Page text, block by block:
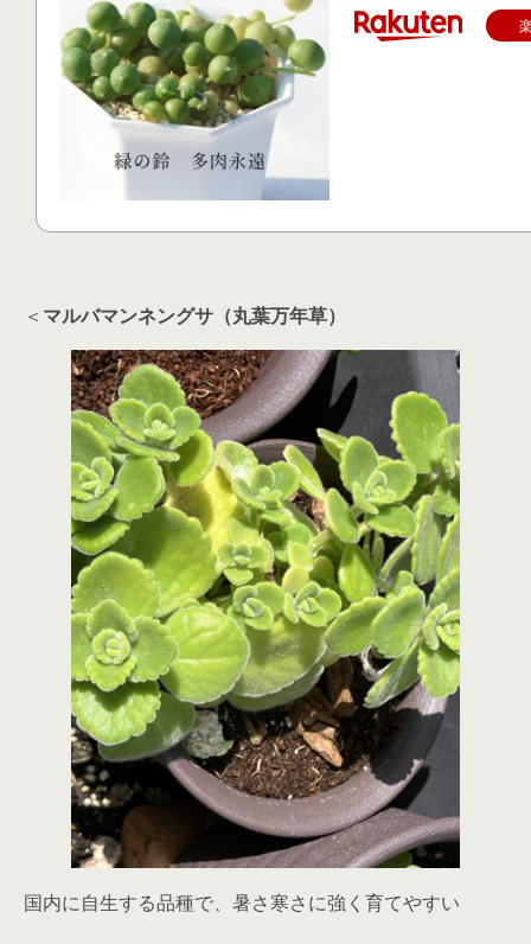
＜ マルバマンネングサ（丸葉万年草）
国内に自生する品種で、暑さ寒さに強く育てやすい